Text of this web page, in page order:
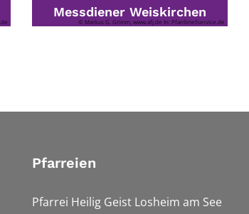
Messdiener Weiskirchen
© Markus G. Grimm, www.afj.de In: Pfarrbriefservice.de
Pfarreien
Pfarrei Heilig Geist Losheim am See